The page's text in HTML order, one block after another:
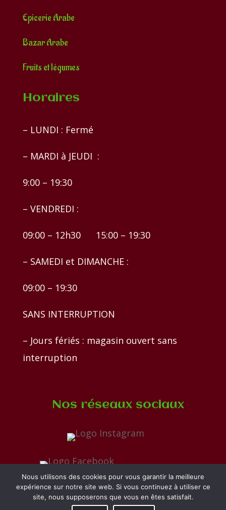
Epicerie Arabe
Bazar Arabe
Fruits et légumes
Horaires
– LUNDI : Fermé
– MARDI à JEUDI :
9:00 – 19:30
– VENDREDI :
09:00 – 12h30 15:00 – 19:30
– SAMEDI et DIMANCHE :
09:00 – 19:30
SANS INTERRUPTION
– Jours fériés : magasin ouvert sans
interruption
Nos réseaux sociaux
Types de paiement
Nous utilisons des cookies pour vous garantir la meilleure
expérience sur notre site web. Si vous continuez à utiliser ce
site, nous supposerons que vous en êtes satisfait.